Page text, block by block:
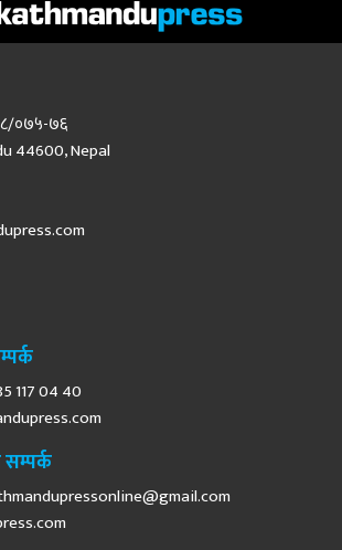
०७५-७६
44600, Nepal
117 04 40